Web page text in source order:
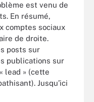
est venu de
En résumé,
comptes sociaux
de droite.
posts sur
publications sur
lead » (cette
Jusqu’ici